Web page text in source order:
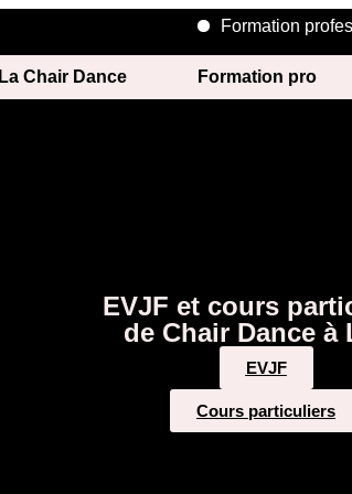
Formation
La Chair Dance Formation pro
EVJF et cours
de Chair Dance à
EVJF
Cours particuliers